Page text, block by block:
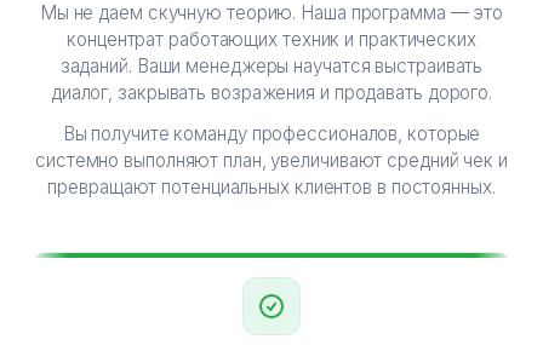
Мы не даем скучную теорию. Наша программа — это
концентрат работающих техник и практических
заданий. Ваши менеджеры научатся выстраивать
диалог, закрывать возражения и продавать дорого.
Вы получите команду профессионалов, которые
системно выполняют план, увеличивают средний чек и
превращают потенциальных клиентов в постоянных.